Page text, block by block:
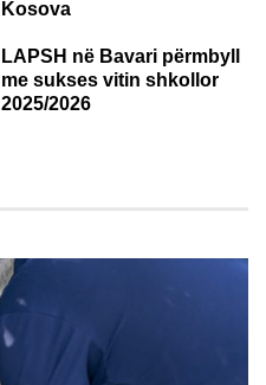
Kosova
LAPSH në Bavari përmbyll
me sukses vitin shkollor
2025/2026